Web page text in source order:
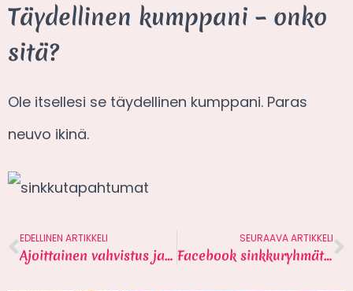
Täydellinen kumppani – onko
sitä?
Ole itsellesi se täydellinen kumppani. Paras
neuvo ikinä.
EDELLINEN ARTIKKELI
Ajoittainen vahvistus ja miksi sellaisesta suhteesta on vaikea lähteä?
SEURAAVA ARTIKKELI
Facebook sinkkuryhmät – miten hyödyntää seuranhakuun?